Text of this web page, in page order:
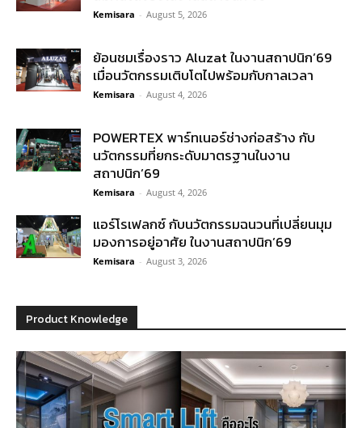
Kemisara - August 5, 2026
ย้อนชมเรื่องราว Aluzat ในงานสถาปนิก’69
เมื่อนวัตกรรมเติบโตไปพร้อมกับกาลเวลา
Kemisara - August 4, 2026
POWERTEX พาร์ทเนอร์ช่างก่อสร้าง กับ
นวัตกรรมที่ยกระดับมาตรฐานในงาน
สถาปนิก’69
Kemisara - August 4, 2026
แอร์โรเฟลกซ์ กับนวัตกรรมฉนวนที่เปลี่ยนมุม
มองการอยู่อาศัย ในงานสถาปนิก’69
Kemisara - August 3, 2026
Product Knowledge